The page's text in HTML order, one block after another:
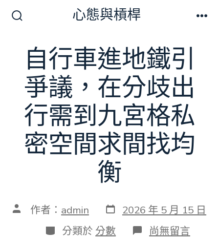
關
心態與槓桿
自行車進地鐵引
爭議，在分歧出
行需到九宮格私
密空間求間找均
衡
文 作者： admin 發
表
日
期
2026 年 5 月 15 日
分
類
分類於 分數 在
〈自
尚無留言